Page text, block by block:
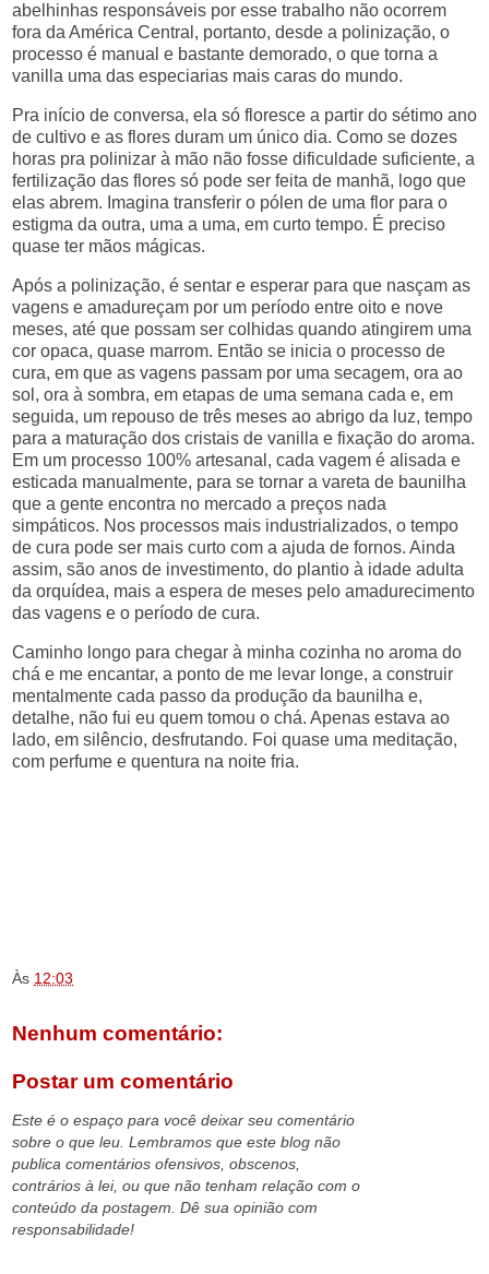
abelhinhas responsáveis por esse trabalho não ocorrem
fora da América Central, portanto, desde a polinização, o
processo é manual e bastante demorado, o que torna a
vanilla uma das especiarias mais caras do mundo.
Pra início de conversa, ela só floresce a partir do sétimo ano
de cultivo e as flores duram um único dia. Como se dozes
horas pra polinizar à mão não fosse dificuldade suficiente, a
fertilização das flores só pode ser feita de manhã, logo que
elas abrem. Imagina transferir o pólen de uma flor para o
estigma da outra, uma a uma, em curto tempo. É preciso
quase ter mãos mágicas.
Após a polinização, é sentar e esperar para que nasçam as
vagens e amadureçam por um período entre oito e nove
meses, até que possam ser colhidas quando atingirem uma
cor opaca, quase marrom. Então se inicia o processo de
cura, em que as vagens passam por uma secagem, ora ao
sol, ora à sombra, em etapas de uma semana cada e, em
seguida, um repouso de três meses ao abrigo da luz, tempo
para a maturação dos cristais de vanilla e fixação do aroma.
Em um processo 100% artesanal, cada vagem é alisada e
esticada manualmente, para se tornar a vareta de baunilha
que a gente encontra no mercado a preços nada
simpáticos. Nos processos mais industrializados, o tempo
de cura pode ser mais curto com a ajuda de fornos. Ainda
assim, são anos de investimento, do plantio à idade adulta
da orquídea, mais a espera de meses pelo amadurecimento
das vagens e o período de cura.
Caminho longo para chegar à minha cozinha no aroma do
chá e me encantar, a ponto de me levar longe, a construir
mentalmente cada passo da produção da baunilha e,
detalhe, não fui eu quem tomou o chá. Apenas estava ao
lado, em silêncio, desfrutando. Foi quase uma meditação,
com perfume e quentura na noite fria.
Às 12:03
Nenhum comentário:
Postar um comentário
Este é o espaço para você deixar seu comentário
sobre o que leu. Lembramos que este blog não
publica comentários ofensivos, obscenos,
contrários à lei, ou que não tenham relação com o
conteúdo da postagem. Dê sua opinião com
responsabilidade!